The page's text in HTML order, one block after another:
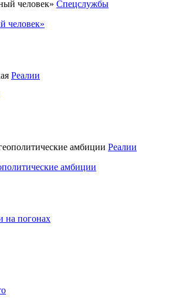
Спецслужбы
человек»
Реалии
Реалии
амбиции
на погонах